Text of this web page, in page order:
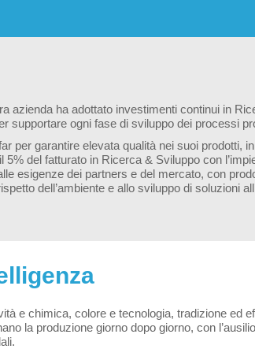
azienda ha adottato investimenti continui in
supportare ogni fase di sviluppo dei processi
per garantire elevata qualità nei suoi prodotti,
del fatturato in Ricerca & Sviluppo con
esigenze dei partners e del mercato, con
dell’ambiente e allo sviluppo di soluzioni
e chimica, colore e tecnologia, tradizione ed
la produzione giorno dopo giorno, con